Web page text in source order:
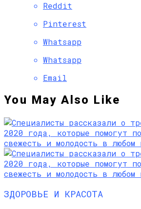
Reddit
Pinterest
Whatsapp
Whatsapp
Email
You May Also Like
ЗДОРОВЬЕ И КРАСОТА